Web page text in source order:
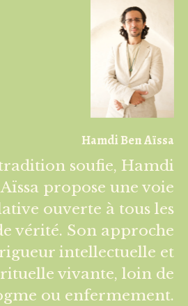
Hamdi Ben Aïssa
soufie, Hamdi
propose une voie
ouverte à tous les
vérité. Son approche
intellectuelle et
vivante, loin de
ou enfermement.